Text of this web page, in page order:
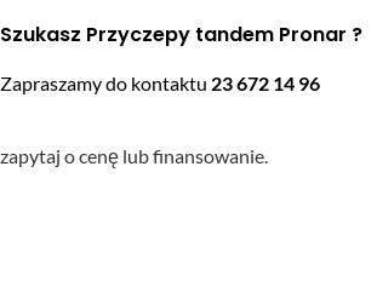
Szukasz Przyczepy tandem Pronar ?
Zapraszamy do kontaktu 23 672 14 96
zapytaj o cenę lub finansowanie.